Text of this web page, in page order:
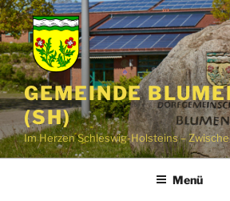
Zum
Inhalt
springen
GEMEINDE
(SH)
Im Herzen Schleswig-Holsteins –
Menü